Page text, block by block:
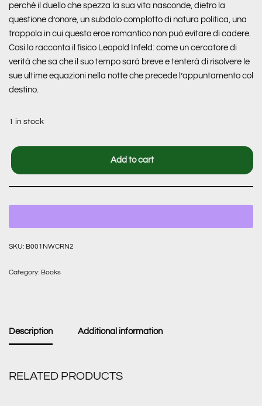
perché il duello che spezza la sua vita nasconde, dietro la
questione d’onore, un subdolo complotto di natura politica, una
trappola in cui questo eroe romantico non può evitare di cadere.
Così lo racconta il fisico Leopold Infeld: come un cercatore di
verità che sa che il suo tempo sarà breve e tenterà di risolvere le
sue ultime equazioni nella notte che precede l’appuntamento col
destino.
1 in stock
Add to cart
SKU: B001NWCRN2
Category: Books
Description Additional information
RELATED PRODUCTS